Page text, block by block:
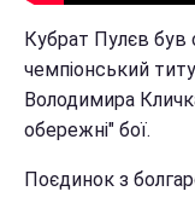
Кубрат Пулєв був
чемпіонський
Володимира
обережні" бої.
Поєдинок з